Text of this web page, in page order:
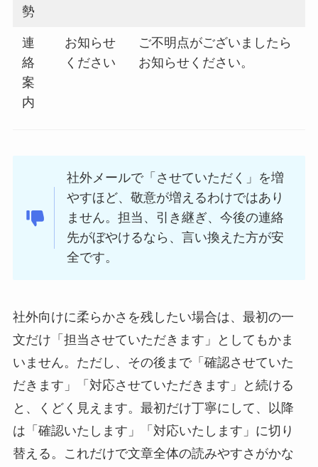
勢
連
絡
案
内
お知らせ
ください
ご不明点がございましたら
お知らせください。
社外メールで「させていただく」を増
やすほど、敬意が増えるわけではあり
ません。担当、引き継ぎ、今後の連絡
先がぼやけるなら、言い換えた方が安
全です。
社外向けに柔らかさを残したい場合は、最初の一
文だけ「担当させていただきます」としてもかま
いません。ただし、その後まで「確認させていた
だきます」「対応させていただきます」と続ける
と、くどく見えます。最初だけ丁寧にして、以降
は「確認いたします」「対応いたします」に切り
替える。これだけで文章全体の読みやすさがかな